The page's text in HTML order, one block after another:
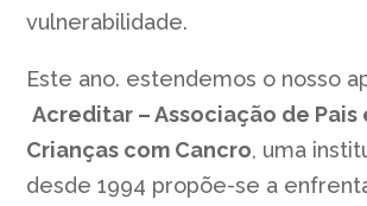
vulnerabilidade.
Este ano. estendemos o nosso
Acreditar – Associação de Pais
Crianças com Cancro, uma
desde 1994 propõe-se a